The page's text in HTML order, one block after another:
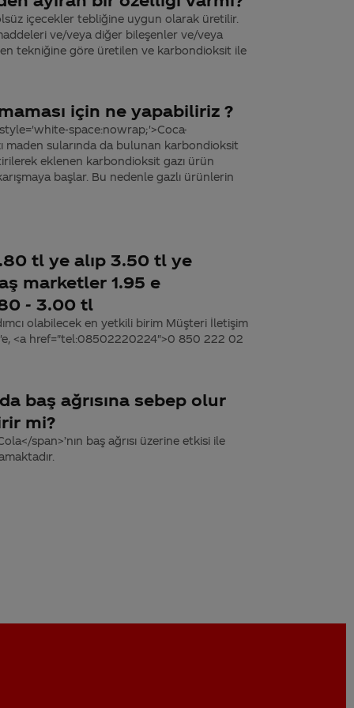
içecekler tebliğine uygun olarak üretilir.
ve/veya diğer bileşenler ve/veya
tekniğine göre üretilen ve karbondioksit ile
için ne yapabiliriz ?
space:nowrap;'>Coca-
maden sularında da bulunan karbondioksit
eklenen karbondioksit gazı ürün
başlar. Bu nedenle gazlı ürünlerin
tl ye alıp 3.50 tl ye
marketler 1.95 e
- 3.00 tl
olabilecek en yetkili birim Müşteri İletişim
<a href="tel:08502220224">0 850 222 02
baş ağrısına sebep olur
mi?
span>’nın baş ağrısı üzerine etkisi ile